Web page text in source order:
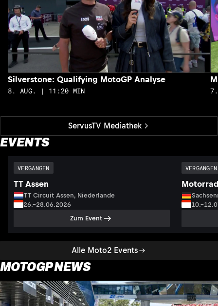
ServusTV Mediathek
Silverstone: Qualifying MotoGP Analyse
8. AUG. | 11:20 MIN
EVENTS
Alle Moto2 Events
VERGANGEN
TT Assen
TT Circuit Assen, Niederlande
26.–28.06.2026
Zum Event
VERGANGEN
MOTOGP NEWS